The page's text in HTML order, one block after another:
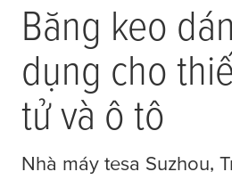
Băng keo
dụng cho
tử và ô tô
Nhà máy tesa Suzhou,